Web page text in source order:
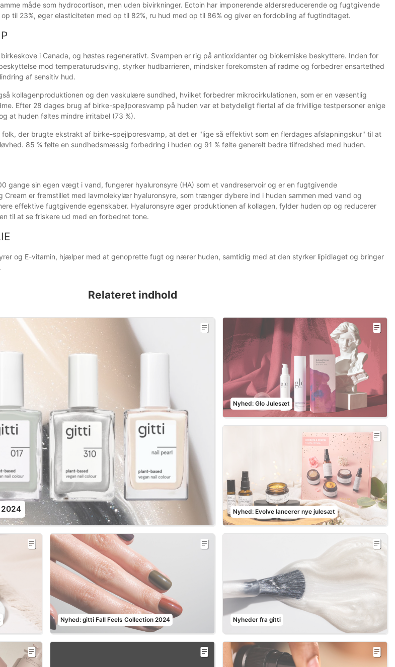
måde som hydrocortison, men uden bivirkninger. Ectoin har imponerende aldersreducerende og fugtgivende
til 23%, øger elasticiteten med op til 82%, ru hud med op til 86% og giver en fordobling af fugtindtaget.
i Canada, og høstes regenerativt. Svampen er rig på antioxidanter og biokemiske beskyttere. Inden for
mod temperaturudsving, styrker hudbarrieren, mindsker forekomsten af rødme og forbedrer ensartethed
af sensitiv hud.
kollagenproduktionen og den vaskulære sundhed, hvilket forbedrer mikrocirkulationen, som er en væsentlig
Efter 28 dages brug af birke-spejlporesvamp på huden var et betydeligt flertal af de frivillige testpersoner enige
at huden føltes mindre irritabel (73 %).
der brugte ekstrakt af birke-spejlporesvamp, at det er "lige så effektivt som en flerdages afslapningskur" til at
85 % følte en sundhedsmæssig forbedring i huden og 91 % følte generelt bedre tilfredshed med huden.
gange sin egen vægt i vand, fungerer hyaluronsyre (HA) som et vandreservoir og er en fugtgivende
Cream er fremstillet med lavmolekylær hyaluronsyre, som trænger dybere ind i huden sammen med vand og
effektive fugtgivende egenskaber. Hyaluronsyre øger produktionen af kollagen, fylder huden op og reducerer
til at se friskere ud med en forbedret tone.
og E-vitamin, hjælper med at genoprette fugt og nærer huden, samtidig med at den styrker lipidlaget og bringer
Relateret indhold
2024
Nyhed: Glo Julesæt
Nyhed: Evolve lancerer nye julesæt
Nyhed: gitti Fall Feels Collection 2024 Nyheder fra gitti